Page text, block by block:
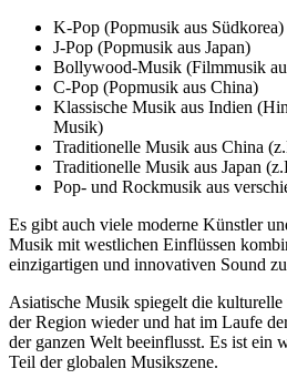
K-Pop (Popmusik aus Südkorea)
J-Pop (Popmusik aus Japan)
Bollywood-Musik (Filmmusik
C-Pop (Popmusik aus China)
Klassische Musik aus Indien
Musik)
Traditionelle Musik aus China
Traditionelle Musik aus Japan
Pop- und Rockmusik aus
Es gibt auch viele moderne Künstler
Musik mit westlichen Einflüssen
einzigartigen und innovativen Sound
Asiatische Musik spiegelt die
der Region wieder und hat im Laufe
der ganzen Welt beeinflusst. Es ist ein
Teil der globalen Musikszene.